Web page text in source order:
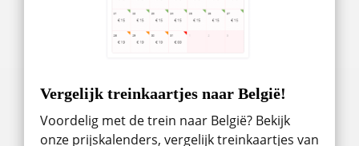
Vergelijk treinkaartjes naar België!
Voordelig met de trein naar België? Bekijk
onze prijskalenders, vergelijk treinkaartjes van